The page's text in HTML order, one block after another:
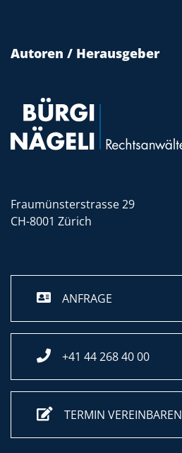
Autoren / Herausgeber
Fraumünsterstrasse 29
CH-8001 Zürich
ANFRAGE
+41 44 268 40 00
TERMIN VEREINBAREN